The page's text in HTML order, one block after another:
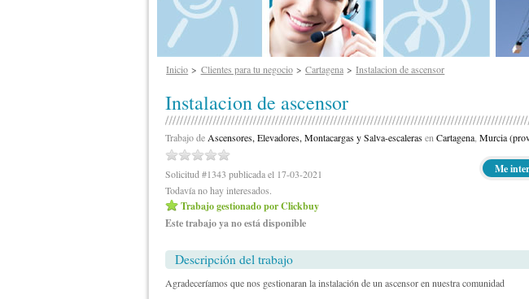
Inicio Clientes para tu negocio Cartagena Instalacion de ascensor
Instalacion de ascensor
Trabajo de Ascensores, Elevadores, Montacargas y Salva-escalerasen Cartagena Murcia
Solicitud #1343 publicada el 17-03-2021
Todavía no hay interesados.
Trabajo gestionado por Clickbuy
Este trabajo ya no está disponible
Me
Descripción del trabajo
Agradeceríamos que nos gestionaran la instalación de un ascensor en nuestra comunidad